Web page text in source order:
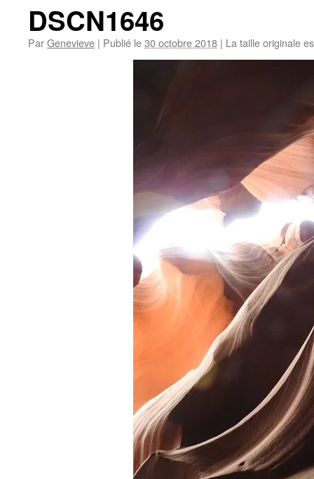
DSCN1646
ParGenevieve | Publié le30 octobre 2018 | La taille originale